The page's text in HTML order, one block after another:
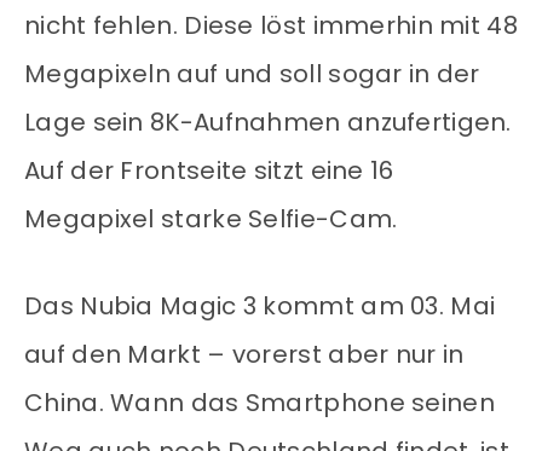
nicht fehlen. Diese löst immerhin mit 48
Megapixeln auf und soll sogar in der
Lage sein 8K-Aufnahmen anzufertigen.
Auf der Frontseite sitzt eine 16
Megapixel starke Selfie-Cam.
Das Nubia Magic 3 kommt am 03. Mai
auf den Markt – vorerst aber nur in
China. Wann das Smartphone seinen